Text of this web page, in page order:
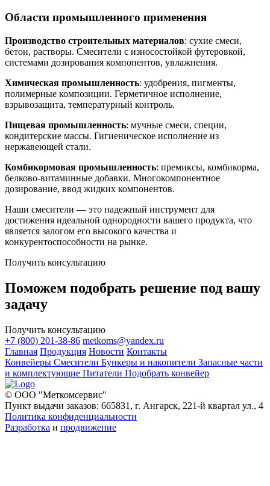
Области промышленного применения
Производство строительных материалов: сухие смеси,
бетон, растворы. Смесители с износостойкой футеровкой,
системами дозирования компонентов, увлажнения.
Химическая промышленность: удобрения, пигменты,
полимерные композиции. Герметичное исполнение,
взрывозащита, температурный контроль.
Пищевая промышленность: мучные смеси, специи,
кондитерские массы. Гигиеническое исполнение из
нержавеющей стали.
Комбикормовая промышленность: премиксы, комбикорма,
белково-витаминные добавки. Многокомпонентное
дозирование, ввод жидких компонентов.
Наши смесители — это надежный инструмент для
достижения идеальной однородности вашего продукта, что
является залогом его высокого качества и
конкурентоспособности на рынке.
Получить консультацию
Поможем подобрать решение под вашу
задачу
Получить консультацию
+7 (800) 201-38-86 metkoms@yandex.ru
Главная Продукция Новости Контакты
Конвейеры Смесители Бункеры и накопители Запасные части
и комплектующие Питатели Подобрать конвейер
© ООО "Меткомсервис"
Пункт выдачи заказов: 665831, г. Ангарск, 221-й квартал ул., 4
Политика конфиденциальности
Разработка и продвижение